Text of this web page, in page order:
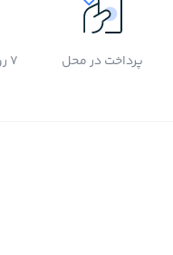
پرداخت در محل 7 روز هفته و 24 ساعته